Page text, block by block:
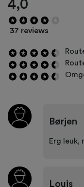
4,0
37 reviews
Børjen
Erg leuk,
Louis